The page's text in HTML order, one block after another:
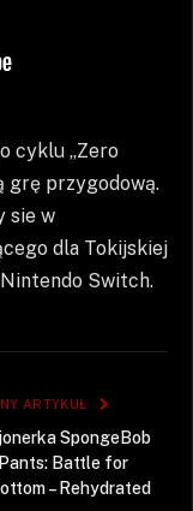
cyklu „Zero
grę przygodową.
sie w
dla Tokijskiej
Switch.
ARTYKUŁ
SpongeBob
Battle for
– Rehydrated